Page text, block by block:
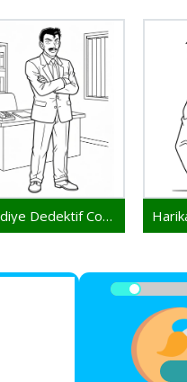
Hediye Dedektif Conan